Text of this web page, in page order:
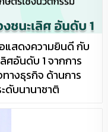
แสดงความยินดี กับ
ศอันดับ 1 จากการ
างธุรกิจ ด้านการ
ดับนานาชาติ